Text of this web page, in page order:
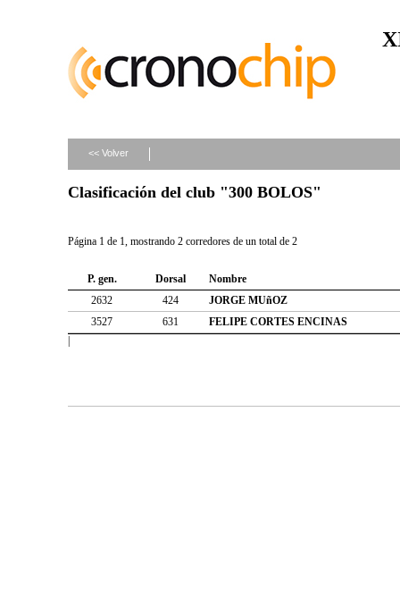
<< Volver
Clasificación del club "300 BOLOS"
Página 1 de 1, mostrando 2 corredores de un total de 2
P. gen. Dorsal
Nombre
2632
424
JORGE MUñOZ
3527
631
FELIPE CORTES ENCINAS
|